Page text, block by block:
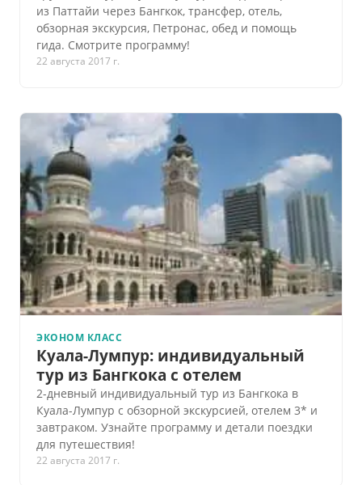
из Паттайи через Бангкок, трансфер, отель,
обзорная экскурсия, Петронас, обед и помощь
гида. Смотрите программу!
22 августа 2017 г.
ЭКОНОМ КЛАСС
Куала-Лумпур: индивидуальный
тур из Бангкока с отелем
2-дневный индивидуальный тур из Бангкока в
Куала-Лумпур с обзорной экскурсией, отелем 3* и
завтраком. Узнайте программу и детали поездки
для путешествия!
22 августа 2017 г.